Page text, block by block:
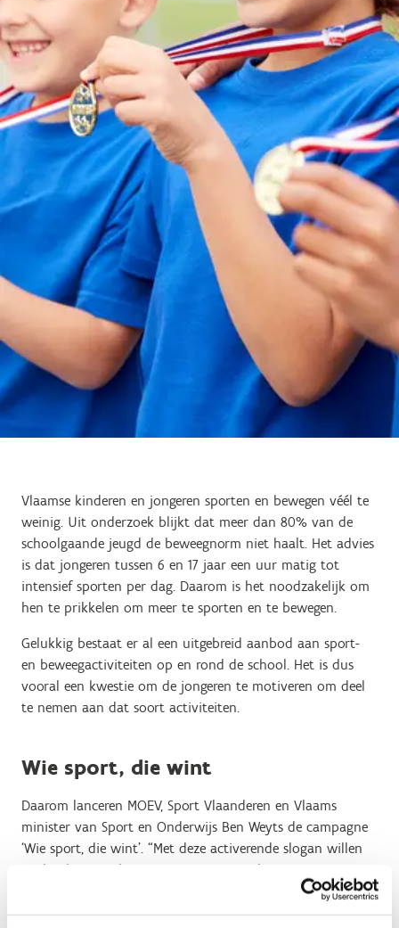
Vlaamse kinderen en jongeren sporten en bewegen véél te
weinig. Uit onderzoek blijkt dat meer dan 80% van de
schoolgaande jeugd de beweegnorm niet haalt. Het advies
is dat jongeren tussen 6 en 17 jaar een uur matig tot
intensief sporten per dag. Daarom is het noodzakelijk om
hen te prikkelen om meer te sporten en te bewegen.
Gelukkig bestaat er al een uitgebreid aanbod aan sport-
en beweegactiviteiten op en rond de school. Het is dus
vooral een kwestie om de jongeren te motiveren om deel
te nemen aan dat soort activiteiten.
Wie sport, die wint
Daarom lanceren MOEV, Sport Vlaanderen en Vlaams
minister van Sport en Onderwijs Ben Weyts de campagne
‘Wie sport, die wint’. “Met deze activerende slogan willen
we kinderen enthousiasmeren en stimuleren om meer te
bewegen. Winnen met sport is zoveel meer dan alleen een
wedstrijd winnen. Je kan er je lichamelijke conditie mee